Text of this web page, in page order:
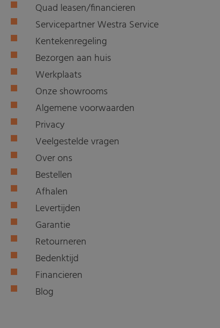
Quad leasen/financieren
Servicepartner Westra Service
Kentekenregeling
Bezorgen aan huis
Werkplaats
Onze showrooms
Algemene voorwaarden
Privacy
Veelgestelde vragen
Over ons
Bestellen
Afhalen
Levertijden
Garantie
Retourneren
Bedenktijd
Financieren
Blog